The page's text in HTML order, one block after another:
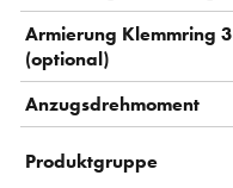
Armierung Klemmring 3
(optional)
Anzugsdrehmoment
Produktgruppe